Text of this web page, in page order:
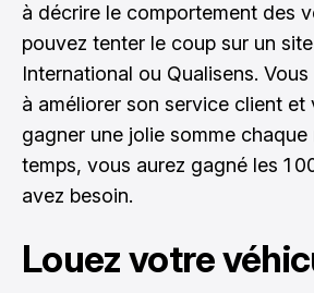
à décrire le comportement des
pouvez tenter le coup sur un
International ou Qualisens. Vous
à améliorer son service client et
gagner une jolie somme chaque
temps, vous aurez gagné les 1
avez besoin.
Louez votre